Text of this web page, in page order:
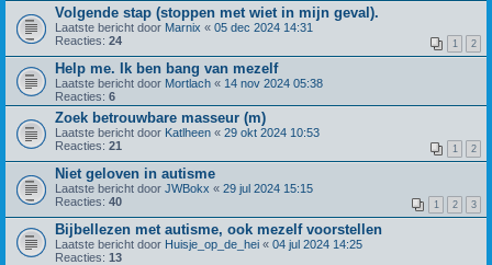
Volgende stap (stoppen met wiet in mijn geval).
Laatste bericht door Marnix « 05 dec 2024 14:31
Reacties: 24 1 2
Help me. Ik ben bang van mezelf
Laatste bericht door Mortlach « 14 nov 2024 05:38
Reacties: 6
Zoek betrouwbare masseur (m)
Laatste bericht door Katlheen « 29 okt 2024 10:53
Reacties: 21 1 2
Niet geloven in autisme
Laatste bericht door JWBokx « 29 jul 2024 15:15
Reacties: 40 1 2 3
Bijbellezen met autisme, ook mezelf voorstellen
Laatste bericht door Huisje_op_de_hei « 04 jul 2024 14:25
Reacties: 13